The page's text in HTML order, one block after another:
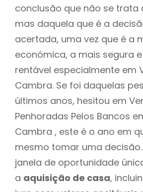
conclusão que não se trata
mas daquela que é a
acertada, uma vez que é a
económica, a mais segura
rentável especialmente em
Cambra. Se foi daquelas
últimos anos, hesitou em
Penhoradas Pelos Bancos
Cambra , este é o ano em
mesmo tomar uma
janela de oportunidade
a aquisição de casa,